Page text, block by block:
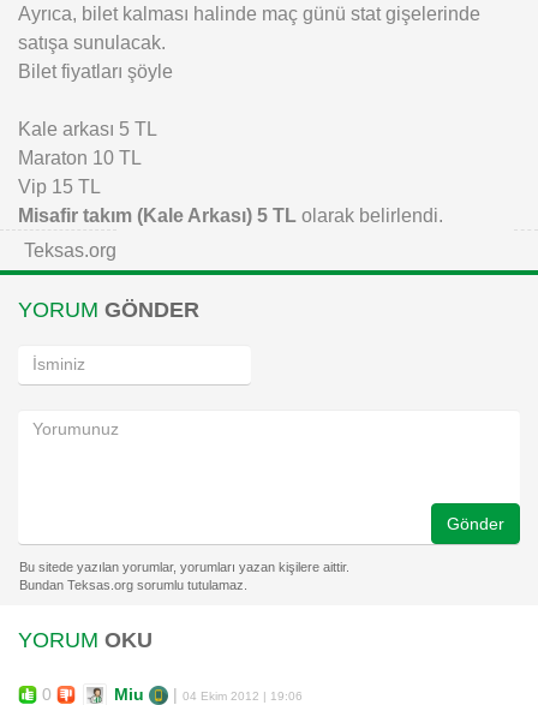
Ayrıca, bilet kalması halinde maç günü stat gişelerinde
satışa sunulacak.
Bilet fiyatları şöyle
Kale arkası 5 TL
Maraton 10 TL
Vip 15 TL
Misafir takım (Kale Arkası) 5 TL olarak belirlendi.
Teksas.org
YORUM GÖNDER
Gönder
YORUM OKU
0 Miu | 04 Ekim 2012 | 19:06